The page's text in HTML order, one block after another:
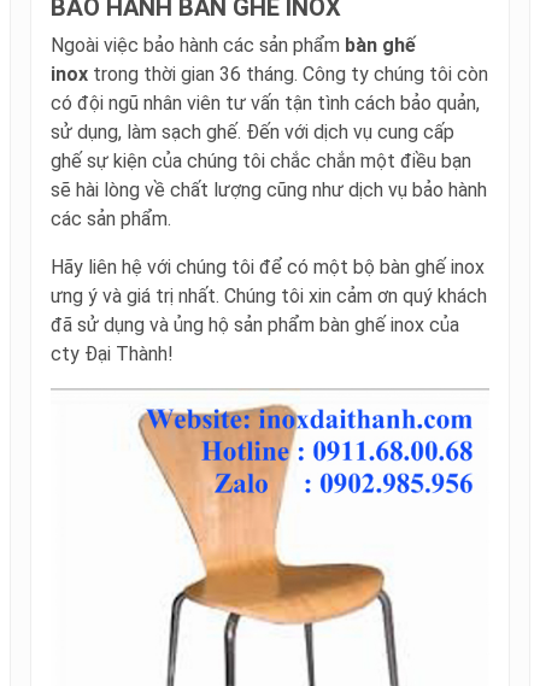
BẢO HÀNH BÀN GHẾ INOX
Ngoài việc bảo hành các sản phẩm bàn ghế
inox trong thời gian 36 tháng. Công ty chúng tôi còn
có đội ngũ nhân viên tư vấn tận tình cách bảo quản,
sử dụng, làm sạch ghế. Đến với dịch vụ cung cấp
ghế sự kiện của chúng tôi chắc chắn một điều bạn
sẽ hài lòng về chất lượng cũng như dịch vụ bảo hành
các sản phẩm.
Hãy liên hệ với chúng tôi để có một bộ bàn ghế inox
ưng ý và giá trị nhất. Chúng tôi xin cảm ơn quý khách
đã sử dụng và ủng hộ sản phẩm bàn ghế inox của
cty Đại Thành!